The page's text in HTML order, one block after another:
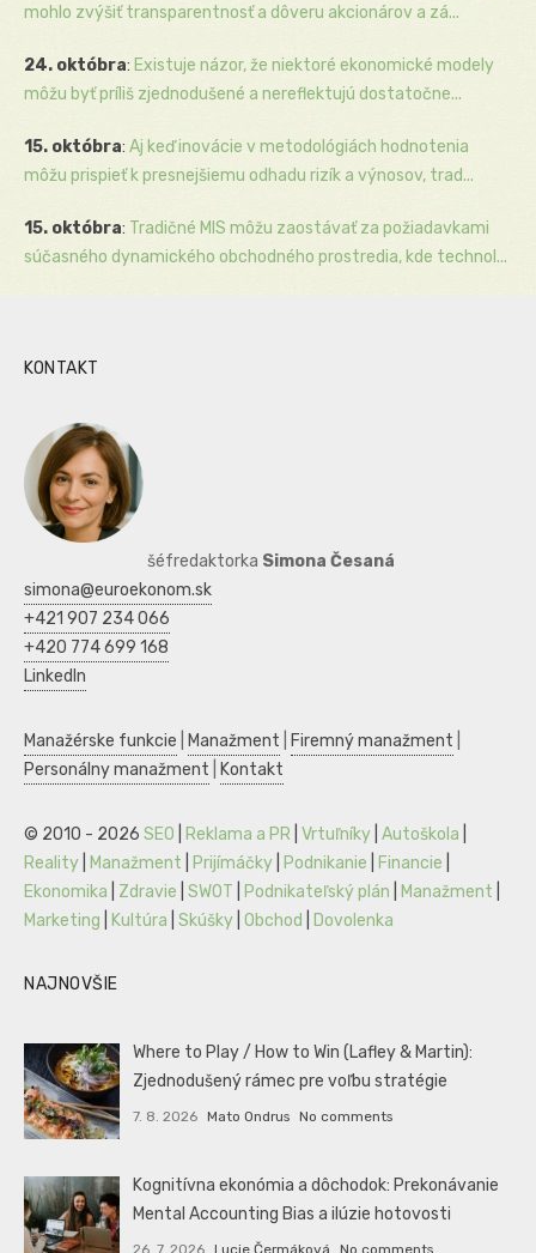
mohlo zvýšiť transparentnosť a dôveru akcionárov a zá...
24. októbra: Existuje názor, že niektoré ekonomické modely
môžu byť príliš zjednodušené a nereflektujú dostatočne...
15. októbra: Aj keď inovácie v metodológiách hodnotenia
môžu prispieť k presnejšiemu odhadu rizík a výnosov, trad...
15. októbra: Tradičné MIS môžu zaostávať za požiadavkami
súčasného dynamického obchodného prostredia, kde technol...
KONTAKT
šéfredaktorka Simona Česaná
simona@euroekonom.sk
+421 907 234 066
+420 774 699 168
LinkedIn
Manažérske funkcie Manažment Firemný manažment
Personálny manažment
Kontakt
© 2010 - 2026 SEO Reklama a PR Vrtuľníky Autoškola
Reality
Manažment Prijímáčky Podnikanie Financie
Ekonomika
Zdravie SWOT Podnikateľský plán Manažment
Marketing
Kultúra Skúšky Obchod Dovolenka
NAJNOVŠIE
Where to Play / How to Win (Lafley & Martin):
Zjednodušený rámec pre voľbu stratégie
7. 8. 2026 Mato Ondrus No comments
Kognitívna ekonómia a dôchodok: Prekonávanie
Mental Accounting Bias a ilúzie hotovosti
26. 7. 2026 Lucie Čermáková No comments